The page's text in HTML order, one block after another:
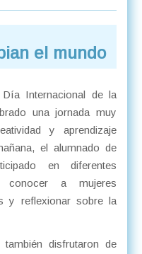
el mundo
Internacional de la
una jornada muy
y aprendizaje
el alumnado de
en diferentes
conocer a mujeres
y reflexionar sobre la
disfrutaron de